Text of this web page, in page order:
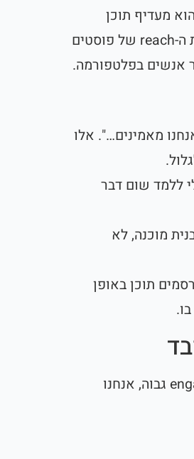
הוא מעדיף תוכן
שמייצר תגובות בשעה הראשונה לאחר פרסום, הוא מקצץ את ה-reach של פוסטים
אנשים בפלטפורמה.
מאמינים…". אלו
ללמד שום דבר
מוכנה, לא
תוכן באופן
כשאנחנו בדיגיטל הייפ מנתחים פוסטים שמקבלים engagement גבוה, אנחנו